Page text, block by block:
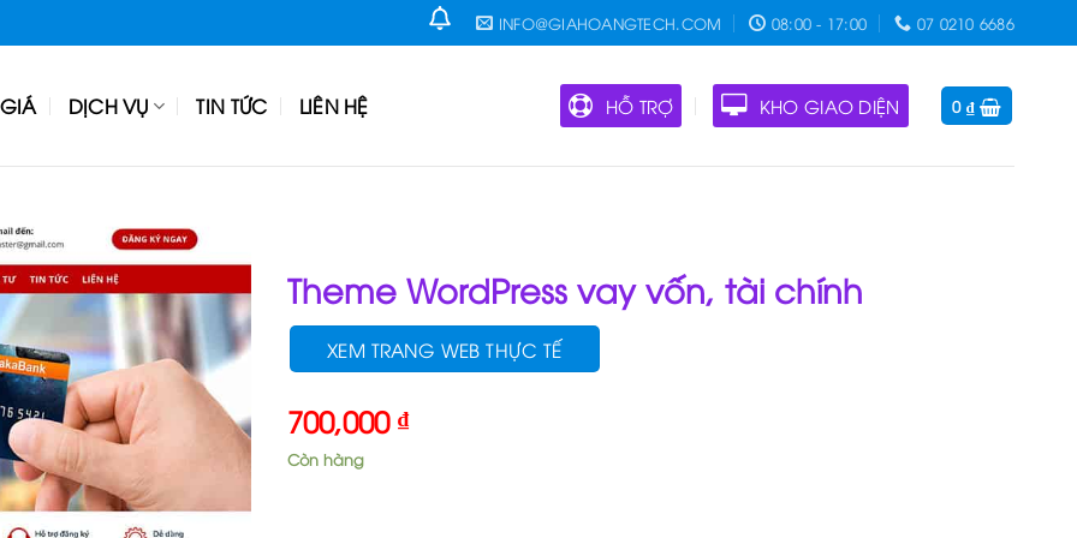
INFO@GIAHOANGTECH.COM 08:00 - 17:00 07 0210 6686
DỊCH VỤ TIN TỨC LIÊN HỆ HỖ TRỢ KHO GIAO DIỆN 0 ₫
Theme WordPress vay vốn, tài chính
XEM TRANG WEB THỰC TẾ
700,000 ₫
Còn hàng